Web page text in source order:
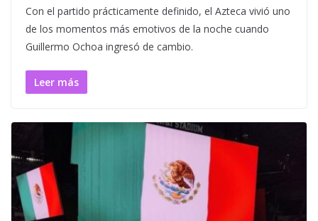
Con el partido prácticamente definido, el Azteca vivió uno
de los momentos más emotivos de la noche cuando
Guillermo Ochoa ingresó de cambio.
Leer más